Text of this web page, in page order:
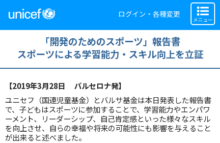
ログイン・各種変更
メニュー
「開発のためのスポーツ」報告書
スポーツによる学習能力・スキル向上を立証
【2019年3月28日 バルセロナ発】
ユニセフ（国連児童基金）とバルサ基金は本日発表した報告書
で、子どもはスポーツに参加することで、学習能力やエンパワ
ーメント、リーダーシップ、自己肯定感といった様々なスキル
を向上させ、自らの幸福や将来の可能性にも影響を与えること
が出来ると述べました。